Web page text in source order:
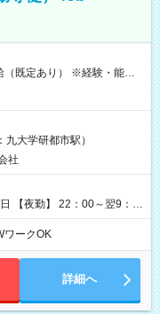
既定あり） ※経験・能力を
異なる部分があります。 雇
：時給 1,490円以上
大学研都市駅）
社
【夜勤】 22：00～翌9：
ど ※上記の時間
の勤務となります）
ワークOK
詳細へ